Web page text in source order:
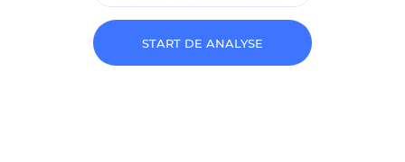
START DE ANALYSE